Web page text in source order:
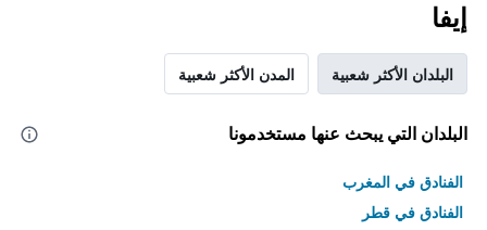
إيفا
البلدان الأكثر شعبية المدن الأكثر شعبية
البلدان التي يبحث عنها مستخدمونا
الفنادق في المغرب
الفنادق في قطر